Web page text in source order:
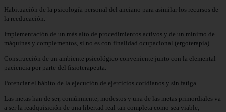
Habituación de la psicología personal del anciano para asimilar los recursos de
la reeducación.
Implementación de un más alto de procedimientos activos y de un mínimo de
máquinas y complementos, si no es con finalidad ocupacional (ergoterapia).
Construcción de un ambiente psicológico conveniente junto con la elemental
paciencia por parte del fisioterapeuta.
Potenciar el hábito de la ejecución de ejercicios cotidianos y sin fatiga.
Las metas han de ser, comúnmente, modestos y una de las metas primordiales va
a ser la readquisición de una libertad real tan completa como sea viable,